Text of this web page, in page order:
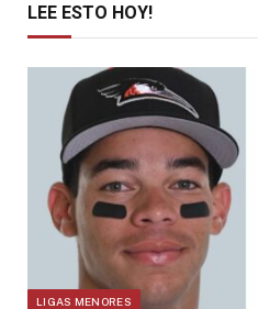
LEE ESTO HOY!
LIGAS MENORES